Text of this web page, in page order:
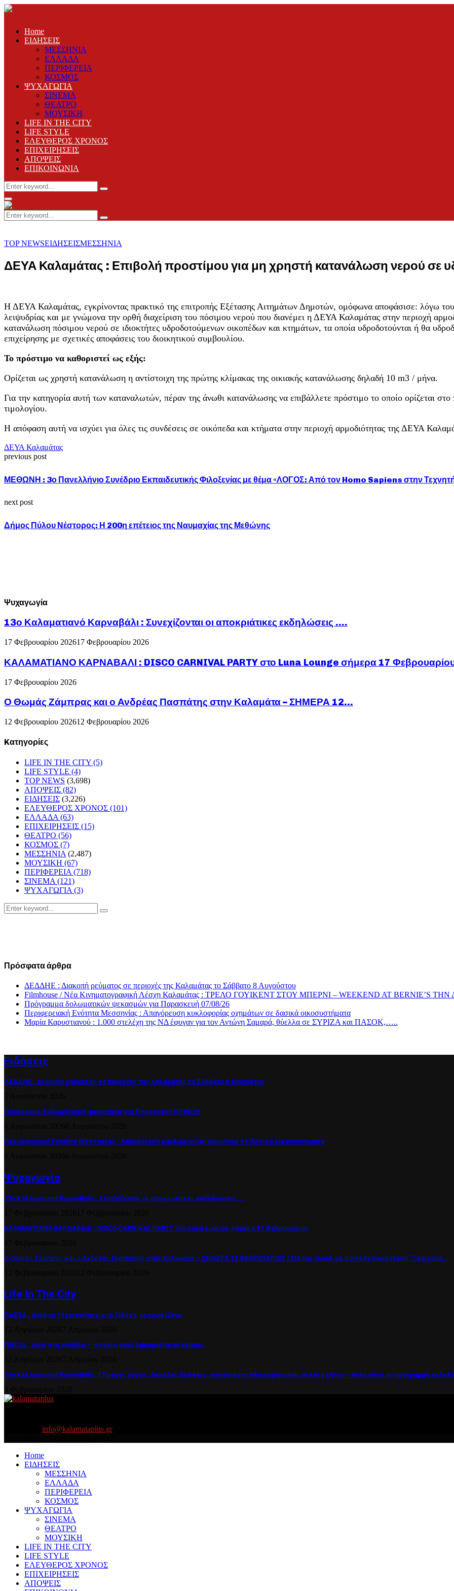
Home
ΕΙΔΗΣΕΙΣ
ΜΕΣΣΗΝΙΑ
ΕΛΛΑΔΑ
ΠΕΡΙΦΕΡΕΙΑ
ΚΟΣΜΟΣ
ΨΥΧΑΓΩΓΙΑ
ΣΙΝΕΜΑ
ΘΕΑΤΡΟ
ΜΟΥΣΙΚΗ
LIFE IN THE CITY
LIFE STYLE
ΕΛΕΥΘΕΡΟΣ ΧΡΟΝΟΣ
ΕΠΙΧΕΙΡΗΣΕΙΣ
ΑΠΟΨΕΙΣ
ΕΠΙΚΟΙΝΩΝΙΑ
Search
for:
Search
Primary
Menu
Search
for:
Search
TOP NEWSΕΙΔΗΣΕΙΣΜΕΣΣΗΝΙΑ
ΔΕΥΑ Καλαμάτας : Επιβολή προστίμου για μη χρηστή κατανάλωση νερού σε
Η ΔΕΥΑ Καλαμάτας, εγκρίνοντας πρακτικό της επιτροπής Εξέτασης Αιτημάτων Δημοτών, ομόφωνα αποφάσισε: λόγω
λειψυδρίας και με γνώμονα την ορθή διαχείριση του πόσιμου νερού που διανέμει η ΔΕΥΑ Καλαμάτας στην περιοχή
κατανάλωση πόσιμου νερού σε ιδιοκτήτες υδροδοτούμενων οικοπέδων και κτημάτων, τα οποία υδροδοτούνται ή θα
επιχείρησης με σχετικές αποφάσεις του διοικητικού συμβουλίου.
Το πρόστιμο να καθοριστεί ως εξής:
Ορίζεται ως χρηστή κατανάλωση η αντίστοιχη της πρώτης κλίμακας της οικιακής κατανάλωσης δηλαδή 10 m3 / μήνα.
Για την κατηγορία αυτή των καταναλωτών, πέραν της άνωθι κατανάλωσης να επιβάλλετε πρόστιμο το οποίο ορίζεται
τιμολογίου.
Η απόφαση αυτή να ισχύει για όλες τις συνδέσεις σε οικόπεδα και κτήματα στην περιοχή αρμοδιότητας της ΔΕΥΑ
ΔΕΥΑ Καλαμάτας
previous post
ΜΕΘΩΝΗ : 3ο Πανελλήνιο Συνέδριο Εκπαιδευτικής Φιλοξενίας με θέμα «ΛΟΓΟΣ: Από τον Homo Sapiens στην
next post
Δήμος Πύλου Νέστορος: Η 200η επέτειος της Ναυμαχίας της Μεθώνης
Ψυχαγωγία
13ο Καλαματιανό Καρναβάλι : Συνεχίζονται οι αποκριάτικες εκδηλώσεις ….
17 Φεβρουαρίου 202617 Φεβρουαρίου 2026
ΚΑΛΑΜΑΤΙΑΝΟ ΚΑΡΝΑΒΑΛΙ : DISCO CARNIVAL PARTY στο Luna Lounge σήμερα 17
17 Φεβρουαρίου 2026
Ο Θωμάς Ζάμπρας και ο Ανδρέας Πασπάτης στην Καλαμάτα – ΣΗΜΕΡΑ 12...
12 Φεβρουαρίου 202612 Φεβρουαρίου 2026
Kατηγορίες
LIFE IN THE CITY (5)
LIFE STYLE (4)
TOP NEWS (3,698)
ΑΠΟΨΕΙΣ (82)
ΕΙΔΗΣΕΙΣ (3,226)
ΕΛΕΥΘΕΡΟΣ ΧΡΟΝΟΣ (101)
ΕΛΛΑΔΑ (63)
ΕΠΙΧΕΙΡΗΣΕΙΣ (15)
ΘΕΑΤΡΟ (56)
ΚΟΣΜΟΣ (7)
ΜΕΣΣΗΝΙΑ (2,487)
ΜΟΥΣΙΚΗ (67)
ΠΕΡΙΦΕΡΕΙΑ (718)
ΣΙΝΕΜΑ (121)
ΨΥΧΑΓΩΓΙΑ (3)
Search
for:
Search
Πρόσφατα άρθρα
ΔΕΔΔΗΕ : Διακοπή ρεύματος σε περιοχές της Καλαμάτας το Σάββατο 8 Αυγούστου
Filmhouse / Νέα Κινηματογραφική Λέσχη Καλαμάτας : ΤΡΕΛΟ ΓΟΥΙΚΕΝΤ ΣΤΟΥ ΜΠΕΡΝΙ – WEEKEND AT BERNIE’S
Πρόγραμμα δολωματικών ψεκασμών για Παρασκευή 07/08/26
Περιφερειακή Ενότητα Μεσσηνίας : Απαγόρευση κυκλοφορίας οχημάτων σε δασικά οικοσυστήματα
Μαρία Καρυστιανού : 1.000 στελέχη της ΝΔ έφυγαν για τον Αντώνη Σαμαρά, θύελλα σε ΣΥΡΙΖΑ και ΠΑΣΟΚ,…..
Ειδήσεις
ΔΕΔΔΗΕ : Διακοπή ρεύματος σε περιοχές της Καλαμάτας το Σάββατο 8 Αυγούστου
Πρόγραμμα δολωματικών ψεκασμών για Παρασκευή 07/08/26
Περιφερειακή Ενότητα Μεσσηνίας : Απαγόρευση κυκλοφορίας οχημάτων σε δασικά οικοσυστήματα
Ψυχαγωγία
13ο Καλαματιανό Καρναβάλι : Συνεχίζονται οι αποκριάτικες εκδηλώσεις ….
ΚΑΛΑΜΑΤΙΑΝΟ ΚΑΡΝΑΒΑΛΙ : DISCO CARNIVAL PARTY στο Luna Lounge σήμερα 17 Φεβρουαρίου
Ο Θωμάς Ζάμπρας και ο Ανδρέας Πασπάτης στην Καλαμάτα – ΣΗΜΕΡΑ 12 ΦΕΒΡΟΥΑΡΙΟΥ / Με την stand-up comedy παράσταση “Ξεκινάμε...
Life In The City
ΠΑΣΧΑ : Αυτά τα 10 γεγονότα για το Πάσχα, τα γνωρίζετε;
ΠΑΣΧΑ : Αρνί στη σούβλα – Ιστορία ενός λαμπριάτικου εθίμου.
13ο Καλαματιανό Καρναβάλι: 17 μέρες χορός, δεκάδες δράσεις, ευφάνταστα πληρώματα και street parties – Αυτό είναι το πρόγραμμα
info@kalamataplus.gr
Home
ΕΙΔΗΣΕΙΣ
ΜΕΣΣΗΝΙΑ
ΕΛΛΑΔΑ
ΠΕΡΙΦΕΡΕΙΑ
ΚΟΣΜΟΣ
ΨΥΧΑΓΩΓΙΑ
ΣΙΝΕΜΑ
ΘΕΑΤΡΟ
ΜΟΥΣΙΚΗ
LIFE IN THE CITY
LIFE STYLE
ΕΛΕΥΘΕΡΟΣ ΧΡΟΝΟΣ
ΕΠΙΧΕΙΡΗΣΕΙΣ
ΑΠΟΨΕΙΣ